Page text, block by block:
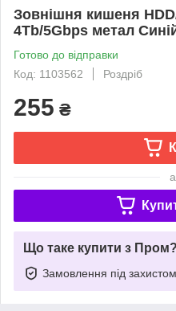
Зовнішня кишеня
4Tb/5Gbps метал
Готово до відправки
Код: 1103562
Роздріб
255 ₴
Що таке купити з Пром?
Замовлення під захистом